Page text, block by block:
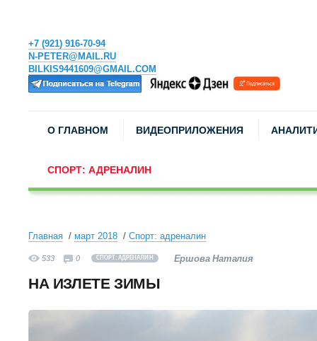
+7 (921) 916-70-94
N-PETER@MAIL.RU
BILKIS9441609@GMAIL.COM
О ГЛАВНОМ ВИДЕОПРИЛОЖЕНИЯ
СПОРТ: АДРЕНАЛИН
Главная март 2018 Спорт: адреналин
533 0 СПОРТ: АДРЕНАЛИН Ершова Наталия
НА ИЗЛЕТЕ ЗИМЫ